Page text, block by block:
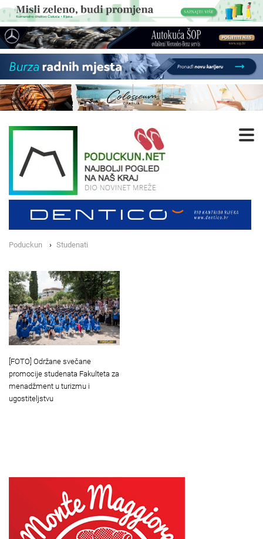
Poduckun Studenati
[FOTO] Održane svečane
promocije studenata Fakulteta za
menadžment u turizmu i
ugostiteljstvu